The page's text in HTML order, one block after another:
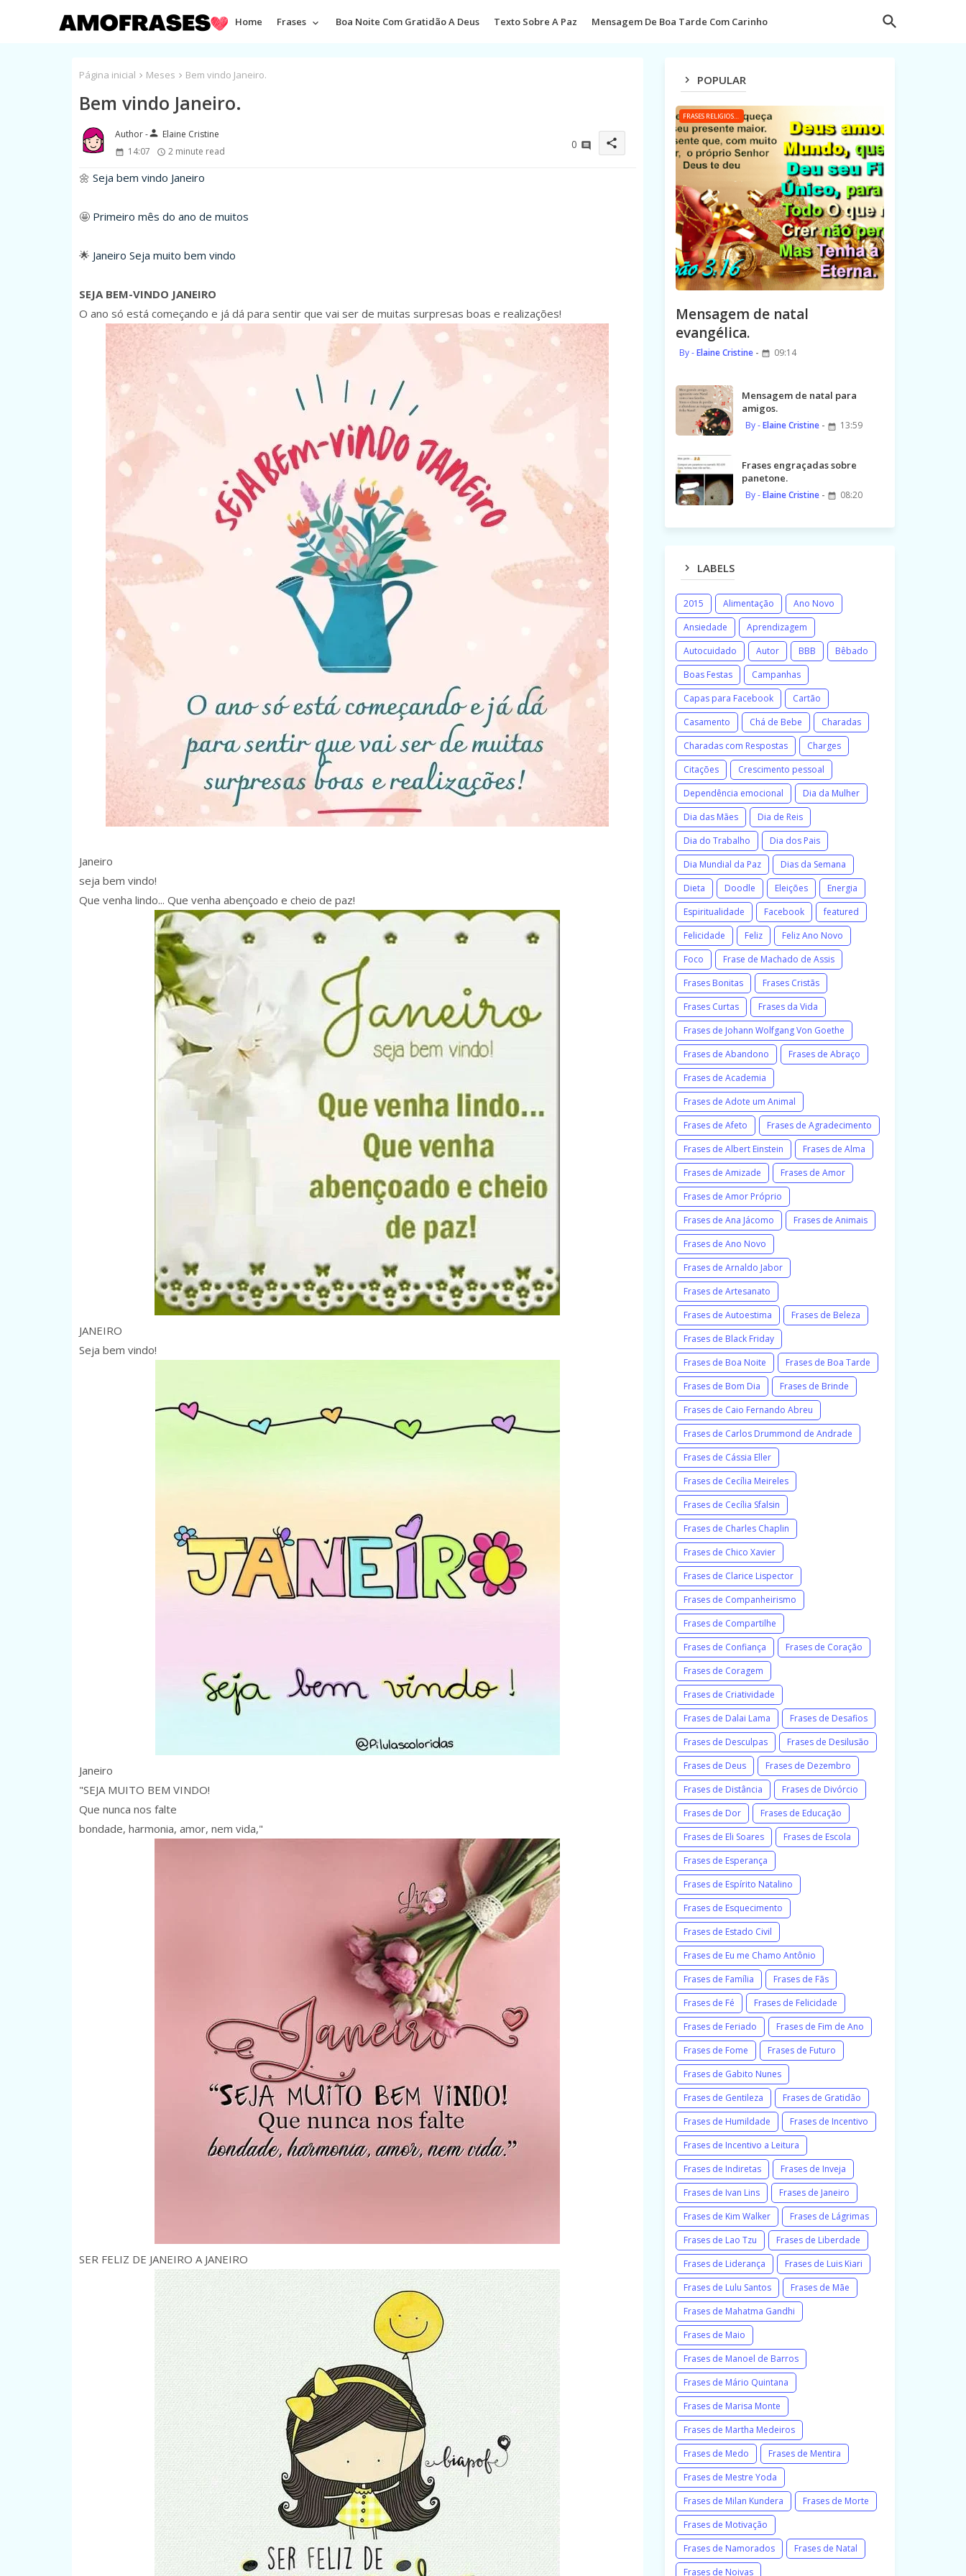
Home Frases Boa Noite Com Gratidão A Deus Texto Sobre A Paz Mensagem De Boa Tarde Com Carinho
Página inicial Meses Bem vindo Janeiro.
Bem vindo Janeiro.
person Elaine Cristine
14:07
2 minute read
0 share
🌼 Seja bem vindo Janeiro
🤩 Primeiro mês do ano de muitos
🌟 Janeiro Seja muito bem vindo
SEJA BEM-VINDO JANEIRO
O ano só está começando e já dá para sentir que vai ser de muitas surpresas boas e realizações!
Janeiro
seja bem vindo!
Que venha lindo... Que venha abençoado e cheio de paz!
JANEIRO
Seja bem vindo!
Janeiro
"SEJA MUITO BEM VINDO!
Que nunca nos falte
bondade, harmonia, amor, nem vida,"
SER FELIZ DE JANEIRO A JANEIRO
POPULAR
FRASES RELIGIOSAS
Mensagem de natal
evangélica.
Elaine Cristine 09:14
Mensagem de natal para
amigos.
Elaine Cristine 13:59
Frases engraçadas sobre
panetone.
Elaine Cristine 08:20
LABELS
2015 Alimentação
Ano Novo
Ansiedade
Aprendizagem
Autocuidado
Autor BBB
Bêbado
Boas Festas
Campanhas
Capas para Facebook
Cartão
Casamento
Chá de Bebe
Charadas
Charadas com Respostas
Charges
Citações
Crescimento pessoal
Dependência emocional
Dia da Mulher
Dia das Mães
Dia de Reis
Dia do Trabalho
Dia dos Pais
Dia Mundial da Paz
Dias da Semana
Dieta
Doodle Eleições
Energia
Espiritualidade
Facebook
featured
Felicidade
Feliz
Feliz Ano Novo
Foco
Frase de Machado de Assis
Frases Bonitas
Frases Cristãs
Frases Curtas
Frases da Vida
Frases de Johann Wolfgang Von Goethe
Frases de Abandono
Frases de Abraço
Frases de Academia
Frases de Adote um Animal
Frases de Afeto
Frases de Agradecimento
Frases de Albert Einstein
Frases de Alma
Frases de Amizade
Frases de Amor
Frases de Amor Próprio
Frases de Ana Jácomo
Frases de Animais
Frases de Ano Novo
Frases de Arnaldo Jabor
Frases de Artesanato
Frases de Autoestima
Frases de Beleza
Frases de Black Friday
Frases de Boa Noite
Frases de Boa Tarde
Frases de Bom Dia
Frases de Brinde
Frases de Caio Fernando Abreu
Frases de Carlos Drummond de Andrade
Frases de Cássia Eller
Frases de Cecília Meireles
Frases de Cecília Sfalsin
Frases de Charles Chaplin
Frases de Chico Xavier
Frases de Clarice Lispector
Frases de Companheirismo
Frases de Compartilhe
Frases de Confiança
Frases de Coração
Frases de Coragem
Frases de Criatividade
Frases de Dalai Lama
Frases de Desafios
Frases de Desculpas
Frases de Desilusão
Frases de Deus
Frases de Dezembro
Frases de Distância
Frases de Divórcio
Frases de Dor
Frases de Educação
Frases de Eli Soares
Frases de Escola
Frases de Esperança
Frases de Espírito Natalino
Frases de Esquecimento
Frases de Estado Civil
Frases de Eu me Chamo Antônio
Frases de Família
Frases de Fãs
Frases de Fé
Frases de Felicidade
Frases de Feriado
Frases de Fim de Ano
Frases de Fome
Frases de Futuro
Frases de Gabito Nunes
Frases de Gentileza
Frases de Gratidão
Frases de Humildade
Frases de Incentivo
Frases de Incentivo a Leitura
Frases de Indiretas
Frases de Inveja
Frases de Ivan Lins
Frases de Janeiro
Frases de Kim Walker
Frases de Lágrimas
Frases de Lao Tzu
Frases de Liberdade
Frases de Liderança
Frases de Luis Kiari
Frases de Lulu Santos
Frases de Mãe
Frases de Mahatma Gandhi
Frases de Maio
Frases de Manoel de Barros
Frases de Mário Quintana
Frases de Marisa Monte
Frases de Martha Medeiros
Frases de Medo
Frases de Mentira
Frases de Mestre Yoda
Frases de Milan Kundera
Frases de Morte
Frases de Motivação
Frases de Namorados
Frases de Natal
Frases de Noivas